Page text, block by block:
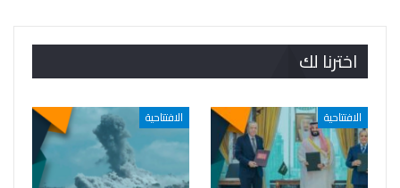
اخترنا لك
الافتتاحية الافتتاحية